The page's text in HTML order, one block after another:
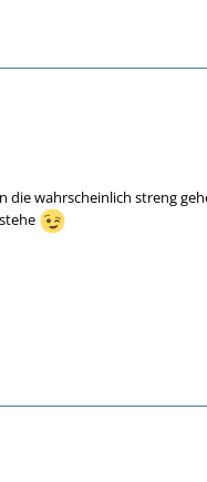
die wahrscheinlich streng